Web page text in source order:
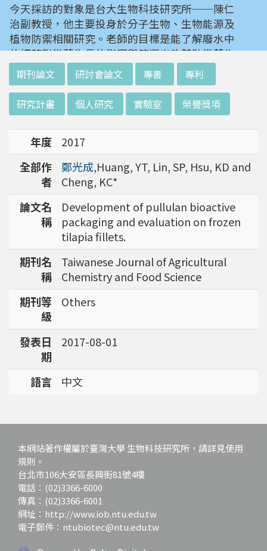
今天採訪的對象是台大生物科技研究所──陳仁
治副教授，他主要投身於分子生物、生物能源及
植物防禦相關研究。老師的目標是能了解廢水中
的細菌對微藻生長的影響與篩選出能幫助微藻生
長的細菌，若能成功或能提供未來廢水處理與微
藻培養的新選擇。
我們所了解到的仁治老師，是一個富含好奇心。
對生活及生命各種現象產生興趣，並享受解謎過
程的人。他也曾經轉換跑道，研究動物科學。但
最終在漫漫研究路上，透過多方探索還是回到他
最喜歡的植物學科上。老師藉由他的經驗告訴我
們，去嘗試不同的東西及嘗試不同的方法，也許
能夠帶來意外的驚喜。研究路上總有坎坷，但是
不會只有一條路或是一種解決方式。充實自己的
知識背景能夠讓我們在研究路上走得更長遠。
期刊論文 研討會論文 專書 專利
研究計畫 個人研究 實驗室 榮譽獎項
年度
2017
全部作
者
鄭光成,Huang, YT, Lin, SP, Hsu, KD and
Cheng, KC*
論文名
稱
Development of pullulan bioactive
packaging and evaluation on frozen
tilapia fillets.
期刊名
稱
Taiwanese Journal of Agricultural
Chemistry and Food Science
期刊等
級
Others
發表日
期
2017-08-01
語言 中文
本網站著作權屬於臺灣大學 生物科技研究所，請詳見使用
規則。
台北市106大安區長興街81號4樓
電話：(02)3366-6000
傳真：(02)3366-6001
網址：http://www.iob.ntu.edu.tw
電子郵件：ntubiotec@ntu.edu.tw